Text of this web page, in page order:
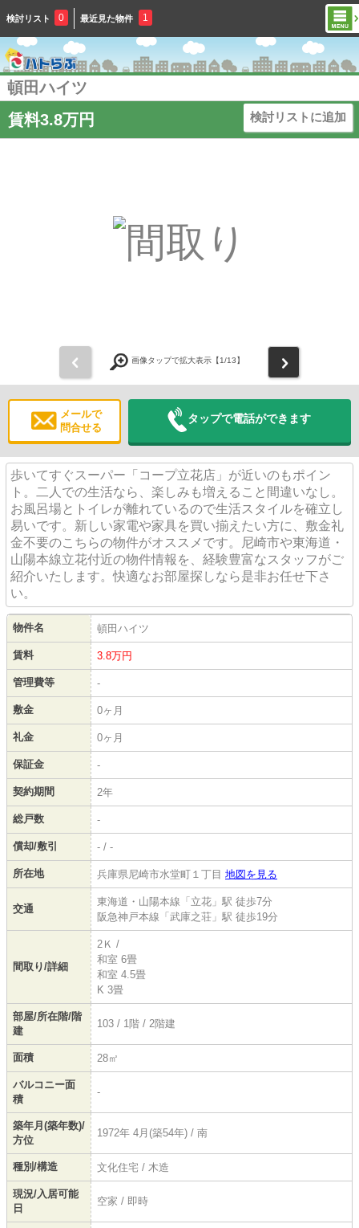
検討リスト 0 最近見た物件 1
頓田ハイツ
賃料3.8万円
検討リストに追加
画像タップで拡大表示【1/13】
メールで
問合せる
タップで電話ができます
歩いてすぐスーパー「コープ立花店」が近いのもポイン
ト。二人での生活なら、楽しみも増えること間違いなし。
お風呂場とトイレが離れているので生活スタイルを確立し
易いです。新しい家電や家具を買い揃えたい方に、敷金礼
金不要のこちらの物件がオススメです。尼崎市や東海道・
山陽本線立花付近の物件情報を、経験豊富なスタッフがご
紹介いたします。快適なお部屋探しなら是非お任せ下さ
い。
物件名 頓田ハイツ
賃料 3.8万円
管理費等 -
敷金 0ヶ月
礼金 0ヶ月
保証金 -
契約期間 2年
総戸数 -
償却/敷引 - / -
所在地 兵庫県尼崎市水堂町１丁目 地図を見る
交通
東海道・山陽本線「立花」駅 徒歩7分
阪急神戸本線「武庫之荘」駅 徒歩19分
間取り/詳細
2Ｋ /
和室 6畳
和室 4.5畳
K 3畳
部屋/所在階/階
建
103 / 1階 / 2階建
面積 28㎡
バルコニー面
積
-
築年月(築年数)/
方位
1972年 4月(築54年) / 南
種別/構造 文化住宅 / 木造
現況/入居可能
日
空家 / 即時